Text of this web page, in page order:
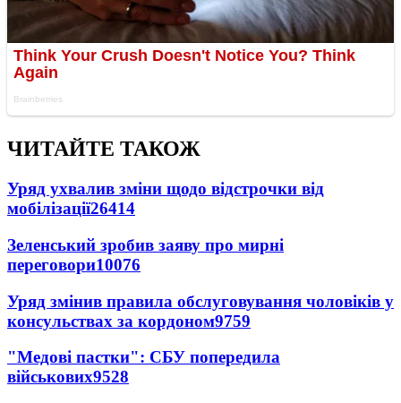
ЧИТАЙТЕ ТАКОЖ
Уряд ухвалив зміни щодо відстрочки від
мобілізації26414
Зеленський зробив заяву про мирні
переговори10076
Уряд змінив правила обслуговування чоловіків у
консульствах за кордоном9759
"Медові пастки": СБУ попередила
військових9528